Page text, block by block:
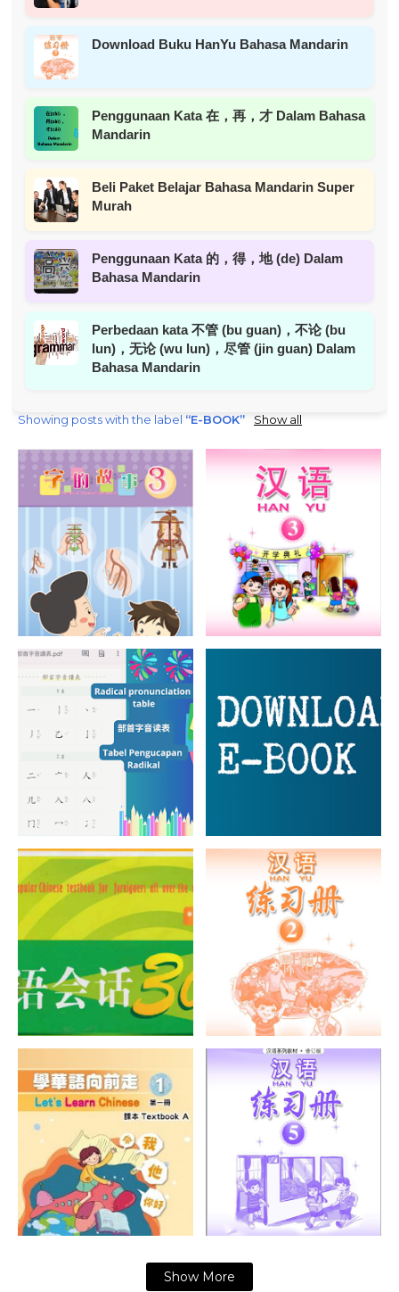
Download Buku HanYu Bahasa Mandarin
Penggunaan Kata 在，再，才 Dalam Bahasa
Mandarin
Beli Paket Belajar Bahasa Mandarin Super
Murah
Penggunaan Kata 的，得，地 (de) Dalam
Bahasa Mandarin
Perbedaan kata 不管 (bu guan)，不论 (bu
lun)，无论 (wu lun)，尽管 (jin guan) Dalam
Bahasa Mandarin
Showing posts with the label E-BOOK Show all
Show More